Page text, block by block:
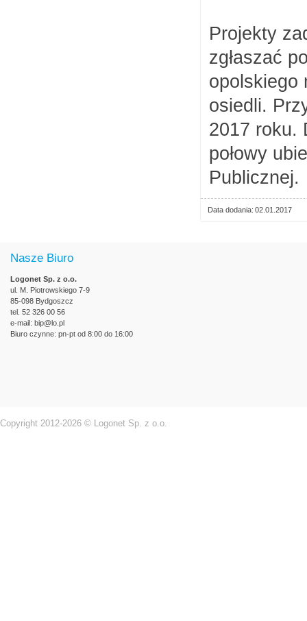
Projekty
zgłaszać
opolskiego
osiedli.
2017 roku.
połowy
Publicznej.
Data dodania 02.01.2017
Nasze Biuro
Logonet Sp. z o.o.
ul. M. Piotrowskiego 7-9
85-098 Bydgoszcz
tel. 52 326 00 56
e-mail: bip@lo.pl
Biuro czynne: pn-pt od 8:00 do 16:00
Copyright 2012-2026 © Logonet Sp. z o.o.